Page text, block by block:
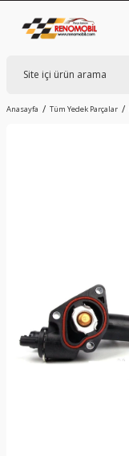
Anasayfa Tüm Yedek Parçalar